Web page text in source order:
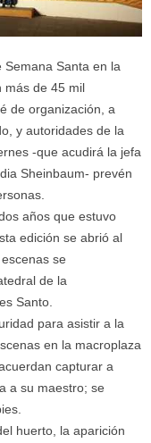
Semana Santa en la
más de 45 mil
de organización, a
y autoridades de la
-que acudirá la jefa
Sheinbaum- prevén
años que estuvo
edición se abrió al
se
de la
Santo.
para asistir a la
en la macroplaza
capturar a
a su maestro; se
huerto, la aparición